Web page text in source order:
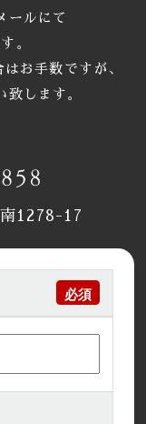
ールにて
。
お手数ですが、
致します。
1278-17